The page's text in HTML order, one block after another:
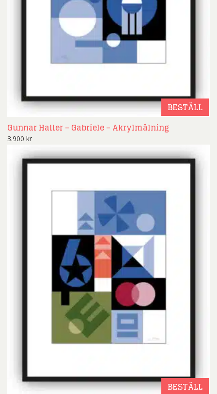
BESTÄLL
Gunnar Haller – Gabriele – Akrylmålning
3.900 kr
BESTÄLL